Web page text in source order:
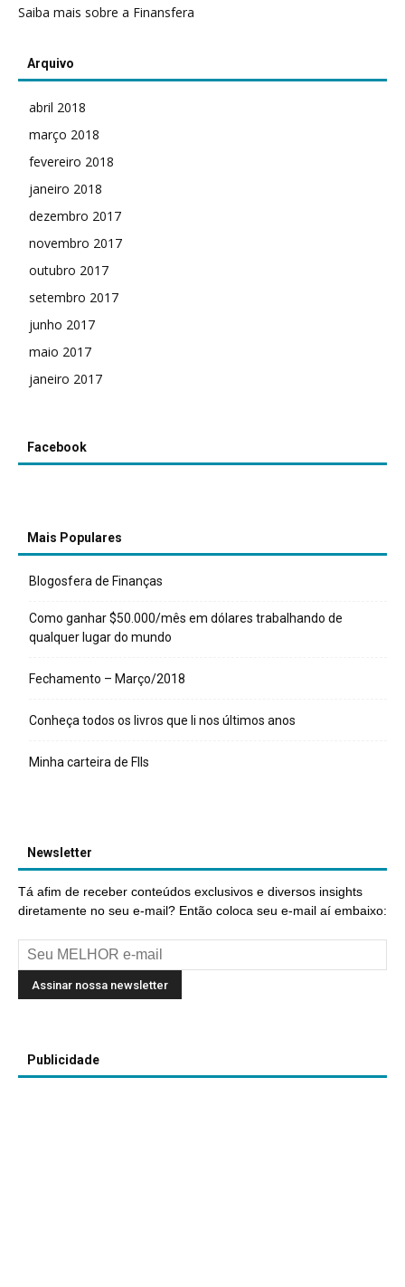
Saiba mais sobre a Finansfera
Arquivo
abril 2018
março 2018
fevereiro 2018
janeiro 2018
dezembro 2017
novembro 2017
outubro 2017
setembro 2017
junho 2017
maio 2017
janeiro 2017
Facebook
Mais Populares
Blogosfera de Finanças
Como ganhar $50.000/mês em dólares trabalhando de
qualquer lugar do mundo
Fechamento – Março/2018
Conheça todos os livros que li nos últimos anos
Minha carteira de FIIs
Newsletter
Tá afim de receber conteúdos exclusivos e diversos insights
diretamente no seu e-mail? Então coloca seu e-mail aí embaixo:
Publicidade